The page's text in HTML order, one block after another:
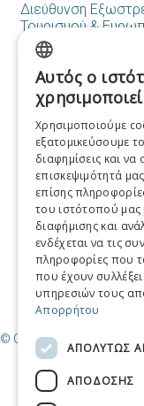
Διεύθυνση
Τουρισμού &
Προγραμμάτων,
Tμήμα Τουρισμού,
Μακράς Στοάς 15,
Πειραιάς
Tηλ: 214.405.3453-
Φόρμα
© Copyright Προορισμός
GREEK
FRENCH
ITALIAN
GERMAN
SPANISH
CHINESE
CHINESE
Αυτός ο
Χρησιμοποιούμε
εξατομικεύσουμε
διαφημίσεις και
επισκεψιμότητά
επίσης
του ιστότοπού μας
διαφήμισης και
ενδέχεται να τις
πληροφορίες που
που έχουν
υπηρεσιών τους
Απορρήτου
ΑΠΟΛΎΤΩΣ
ΑΠΌΔΟΣΗΣ